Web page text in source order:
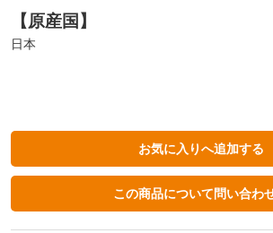
【原産国】
日本